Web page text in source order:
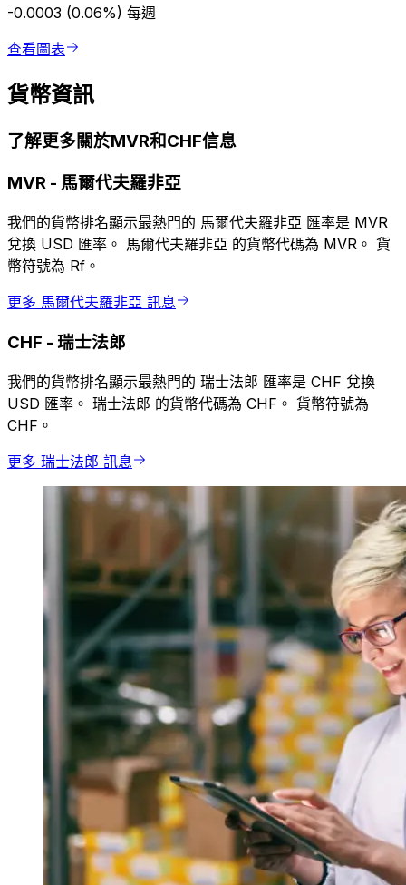
-0.0003 (0.06%) 每週
查看圖表
貨幣資訊
了解更多關於MVR和CHF信息
MVR - 馬爾代夫羅非亞
我們的貨幣排名顯示最熱門的 馬爾代夫羅非亞 匯率是 MVR
兌換 USD 匯率。 馬爾代夫羅非亞 的貨幣代碼為 MVR。 貨
幣符號為 Rf。
更多 馬爾代夫羅非亞 訊息
CHF - 瑞士法郎
我們的貨幣排名顯示最熱門的 瑞士法郎 匯率是 CHF 兌換
USD 匯率。 瑞士法郎 的貨幣代碼為 CHF。 貨幣符號為
CHF。
更多 瑞士法郎 訊息